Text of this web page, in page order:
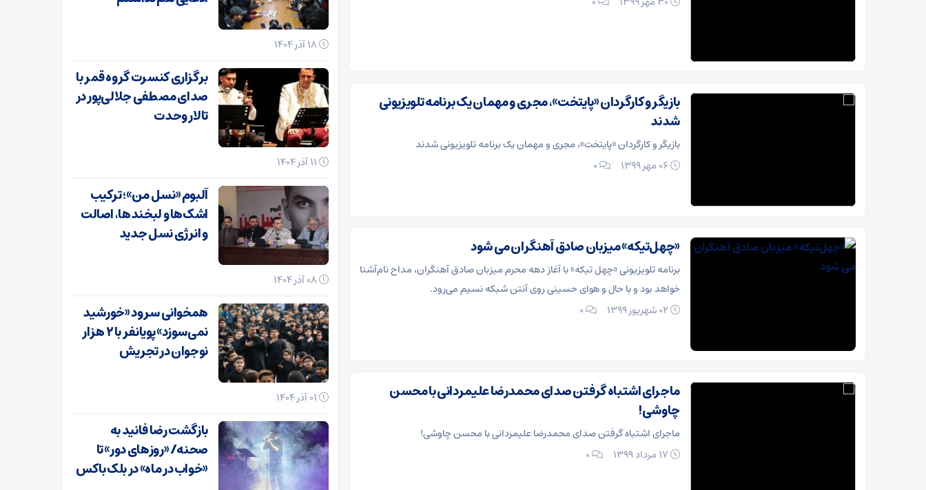
بازیگر و کارگردان «پایتخت»، مجری و مهمان یک برنامه تلویزیونی
شدند
بازیگر و کارگردان «پایتخت»، مجری و مهمان یک برنامه تلویزیونی شدند
۰
«چهل‌تیکه» میزبان صادق آهنگران می شود
برنامه تلویزیونی «چهل تیکه» با آغاز دهه محرم میزبان صادق آهنگران، مداح نام‌آشنا
خواهد بود و با حال و هوای حسینی روی آنتن شبکه نسیم می‌رود.
۰
ماجرای اشتباه گرفتن صدای محمدرضا علیمردانی با محسن
چاوشی!
ماجرای اشتباه گرفتن صدای محمدرضا علیمردانی با محسن چاوشی!
۰
برگزاری کنسرت گروه قمر با
صدای مصطفی جلالی‌پور در
تالار وحدت
آلبوم «نسل من»؛ ترکیب
اشک‌ها و لبخندها، اصالت
و انرژی نسل جدید
همخوانی سرود «خورشید
نمی‌سوزد» پویانفر با ۲ هزار
نوجوان در تجریش
بازگشت رضا فانید به
صحنه/ «روزهای دور» تا
«خواب در ماه» در بلک باکس